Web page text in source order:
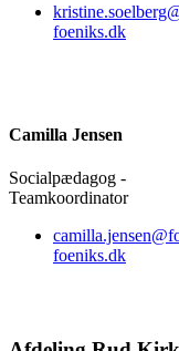
foeniks.dk
Camilla Jensen
Socialpædagog -
Teamkoordinator
foeniks.dk